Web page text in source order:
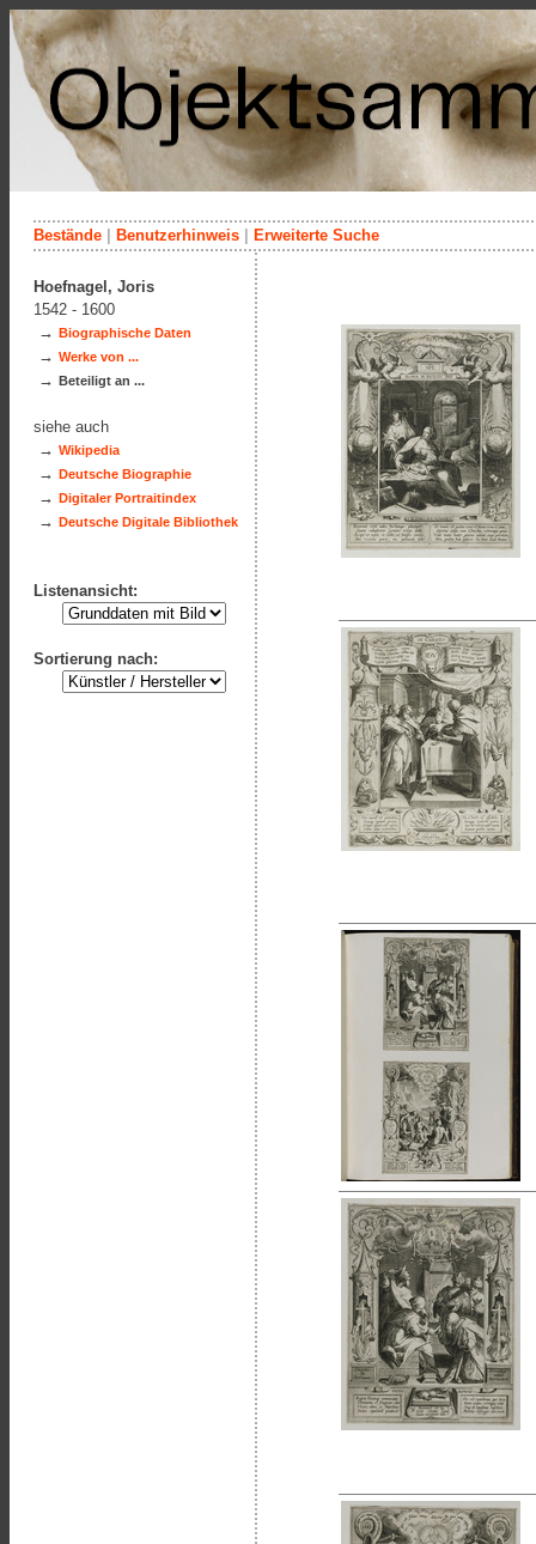
Bestände Benutzerhinweis Erweiterte Suche
Hoefnagel, Joris
1542 - 1600
→ Biographische Daten
→ Werke von ...
→ Beteiligt an ...
siehe auch
→ Wikipedia
→ Deutsche Biographie
→ Digitaler Portraitindex
→ Deutsche Digitale Bibliothek
Listenansicht:
Sortierung nach: